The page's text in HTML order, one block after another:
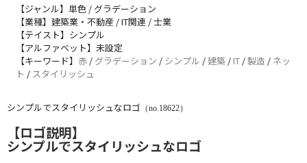
【ジャンル】単色 / グラデーション
【業種】建築業・不動産 / IT関連 / 士業
【テイスト】シンプル
【アルファベット】未設定
【キーワード】 赤 / グラデーション / シンプル /建築 /IT /製造 / ネッ
ト / スタイリッシュ
シンプルでスタイリッシュなロゴ （no.18622）
【ロゴ説明】
シンプルでスタイリッシュなロゴ